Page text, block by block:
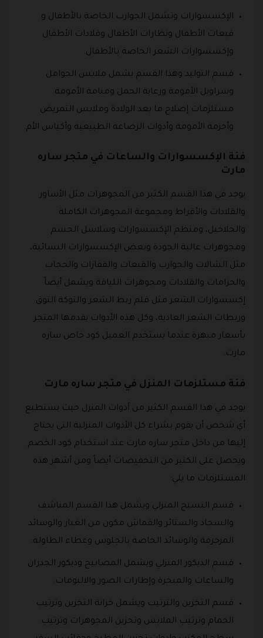
الإكسسوارات وتشمل الجوارب الخاصة بالأطفال و
قبعات الأطفال ونظارات الأطفال وقلادات الأطفال
وإكسسوارات الشعر الخاصة بالأطفال.
قسم التوليد وهذا القسم يشمل ملابس الحوامل
وسراويل الأمومة ورعاية الحمل ومنامة الأمومة
مستلزمات إصلاح ما بعد الولادة وملابس التمريض
وأحزمة الأمومة وأدوات الرضاعة الطبيعية وأكياس الأم.
فئة الإكسسوارات والساعات في متجر ساره
مارت
يوجد في هذا القسم الكثير من المجوهرات مثل الأساور
والقلادات والأقراط ومجموعة المجوهرات الكاملة
والخلاخيل، ومنظم الإكسسوارات وسلاسل الجسم
ومجوهرات عالية الجودة وبعض الإكسسوارات النسائية،
مثل الشالات والجوارب والقبعات والقفازات والحجاب
والحزامات والقلادات ومجوهرات اللياقة ويشمل أيضاً
إكسسوارات الشعر مثل قلم ربط الشعر والتوكة التوق
وربطات الشعر العادية، وكل هذه الأدوات يقدمها المتجر
بأسعار مبهرة عندما يستخدم العميل كود خاص ساره
مارت.
فئة مستلزمات المنزل في متجر ساره مارت
يوجد في هذا القسم الكثير من أدوات المنزل حيث يستطيع
أي شخص أن يقوم بشراء كل الأدوات المنزلية التي يحتاج
إليها من داخل متجر ساره مارت عند استخدام كود الخصم
ويحصل على الكثير من التخفيضات أيضاً ومن أشهر هذه
المستلزمات ما يلي:
قسم النسيج المنزلي ويشمل هذا القسم المناشف
والسجاد والستائر والقماش مكون من الغبار والوسائد
المزخرفة والوسائد الخاصة بالجلوس وغطاء الطاولة.
قسم الديكور المنزلي ويشمل المصابيح وديكور الجدران
والساعات والمبخرة وإطارات الصور والالبومات.
قسم التخزين والترتيب ويشمل خزانة التخزين وترتيب
الحمام وترتيب الملابس وتخزين المجوهرات وترتيب